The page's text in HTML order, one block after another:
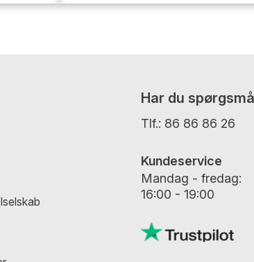
Har du
Tlf.: 86 86 86 26
Kundeservice
Mandag - fredag:
16:00 - 19:00